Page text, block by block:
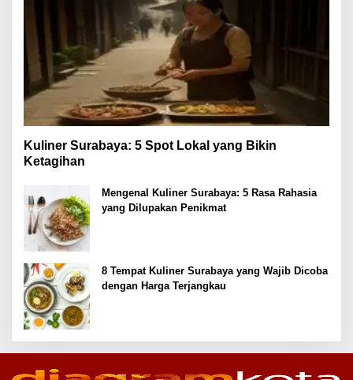
Kuliner Surabaya: 5 Spot Lokal yang Bikin
Ketagihan
Mengenal Kuliner Surabaya: 5 Rasa Rahasia
yang Dilupakan Penikmat
8 Tempat Kuliner Surabaya yang Wajib Dicoba
dengan Harga Terjangkau